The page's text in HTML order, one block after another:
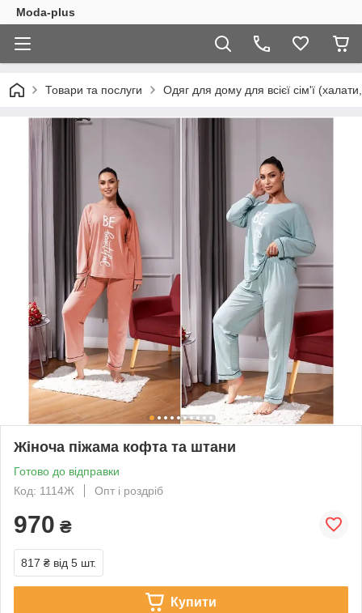
Moda-plus
Товари та послуги Одяг для дому для всієї сім'ї
Жіноча піжама кофта та штани
Готово до відправки
Код: 1114Ж
Опт і роздріб
970 ₴
817 ₴ від 5 шт.
Купити